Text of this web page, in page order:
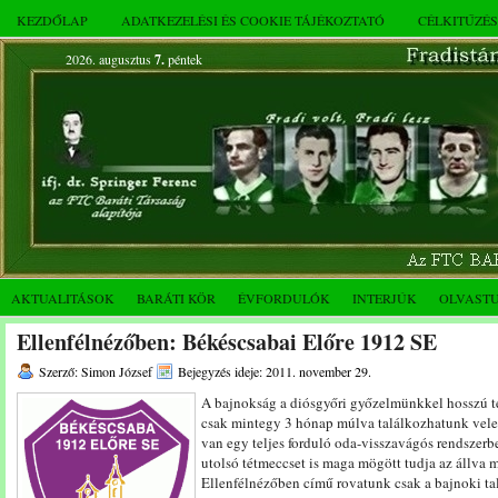
KEZDŐLAP ADATKEZELÉSI ÉS COOKIE TÁJÉKOZTATÓ
2026. augusztus 7.péntek
AKTUALITÁSOK BARÁTI KÖR ÉVFORDULÓK INTERJÚK
Ellenfélnézőben: Békéscsabai Előre 1912 SE
Szerző: Simon József Bejegyzés ideje: 2011. november 29.
A bajnokság a diósgyőri győzelmünkkel hosszú
csak mintegy 3 hónap múlva találkozhatunk
van egy teljes forduló oda-visszavágós
utolsó tétmeccset is maga mögött tudja az állva
Ellenfélnézőben című rovatunk csak a bajnoki